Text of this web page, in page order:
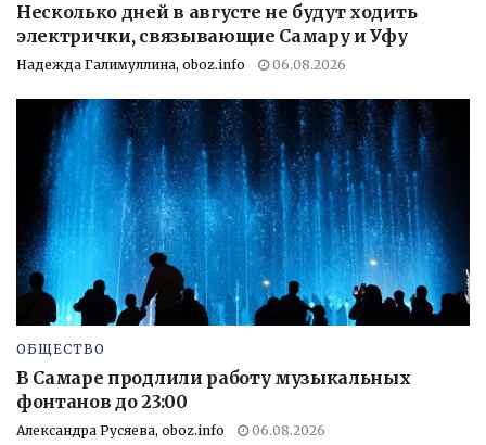
Несколько дней в августе не будут ходить
электрички, связывающие Самару и Уфу
Надежда Галимуллина, oboz.info 06.08.2026
ОБЩЕСТВО
В Самаре продлили работу музыкальных
фонтанов до 23:00
Александра Русяева, oboz.info 06.08.2026